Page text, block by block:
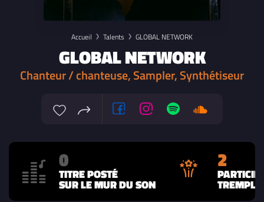
Accueil Talents GLOBAL NETWORK
GLOBAL NETWORK
Chanteur / chanteuse, Sampler, Synthétiseur
0
TITRE POSTÉ
SUR LE MUR DU SON
2